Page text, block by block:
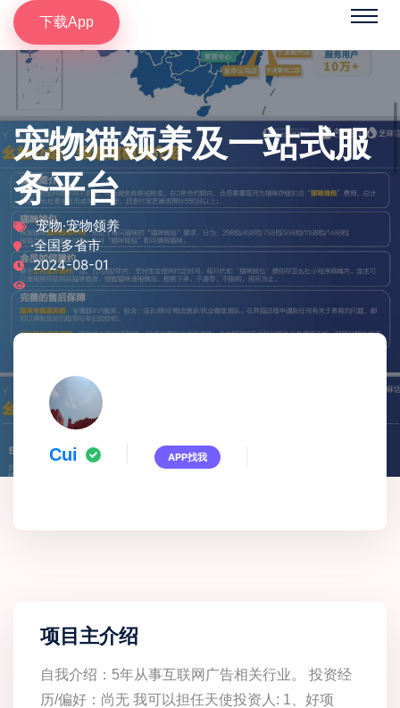
下载App
宠物猫领养及一站式服
务平台
宠物·宠物领养
·全国多省市
2024-08-01
Cui APP找我
项目主介绍
自我介绍：5年从事互联网广告相关行业。 投资经
历/偏好：尚无 我可以担任天使投资人: 1、好项